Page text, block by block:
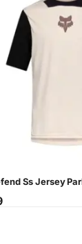
Ss Jersey